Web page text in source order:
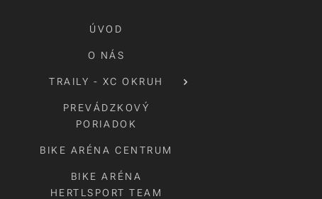
ÚVOD
O NÁS
TRAILY - XC OKRUH
PREVÁDZKOVÝ
PORIADOK
BIKE ARÉNA CENTRUM
BIKE ARÉNA
HERTLSPORT TEAM